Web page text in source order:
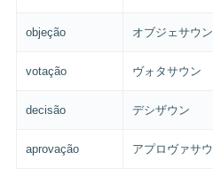
objeção オブジェサウン
votação ヴォタサウン
decisão デシザウン
aprovação アプロヴァサ